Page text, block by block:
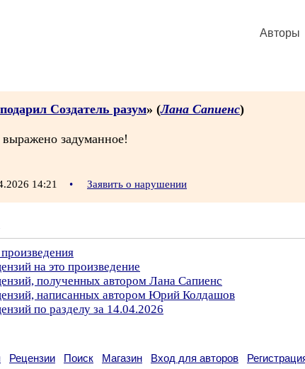
Авторы
Создатель разум» (Лана Сапиенс)
задуманное!
14:21 • Заявить о нарушении
на это произведение
полученных автором Лана Сапиенс
написанных автором Юрий Колдашов
по разделу за 14.04.2026
Рецензии Поиск Магазин Вход для авторов